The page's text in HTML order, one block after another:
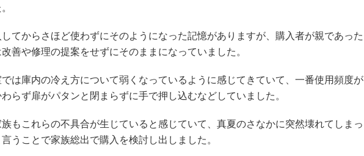
てからさほど使わずにそのようになった記憶がありますが、購入者が親であった
善や修理の提案をせずにそのままになっていました。
は庫内の冷え方について弱くなっているように感じてきていて、一番使用頻度が
らず扉がパタンと閉まらずに手で押し込むなどしていました。
もこれらの不具合が生じていると感じていて、真夏のさなかに突然壊れてしまっ
うことで家族総出で購入を検討し出しました。